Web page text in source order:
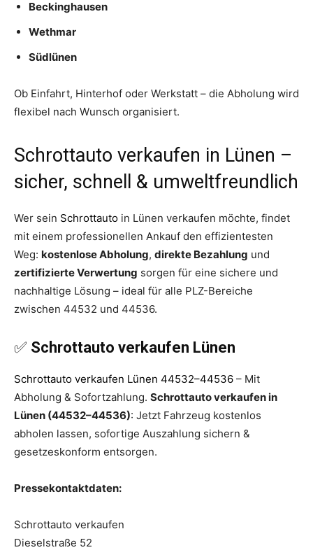
Beckinghausen
Wethmar
Südlünen
Ob Einfahrt, Hinterhof oder Werkstatt – die Abholung wird
flexibel nach Wunsch organisiert.
Schrottauto verkaufen in Lünen –
sicher, schnell & umweltfreundlich
Wer sein Schrottauto in Lünen verkaufen möchte, findet
mit einem professionellen Ankauf den effizientesten
Weg: kostenlose Abholung, direkte Bezahlung und
zertifizierte Verwertung sorgen für eine sichere und
nachhaltige Lösung – ideal für alle PLZ-Bereiche
zwischen 44532 und 44536.
✅ Schrottauto verkaufen Lünen
Schrottauto verkaufen Lünen 44532–44536 – Mit
Abholung & Sofortzahlung. Schrottauto verkaufen in
Lünen (44532–44536): Jetzt Fahrzeug kostenlos
abholen lassen, sofortige Auszahlung sichern &
gesetzeskonform entsorgen.
Pressekontaktdaten:
Schrottauto verkaufen
Dieselstraße 52